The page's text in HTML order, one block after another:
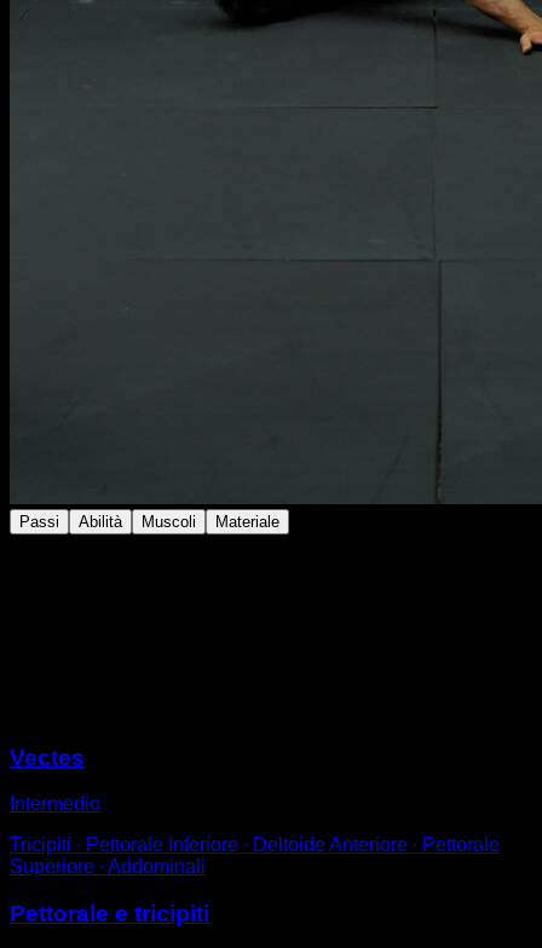
Passi Abilità Muscoli Materiale
Vectes
Intermedio
Tricipiti ∙ Pettorale Inferiore ∙ Deltoide Anteriore ∙ Pettorale
Superiore ∙ Addominali
Pettorale e tricipiti